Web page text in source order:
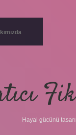
Hayal gücünü